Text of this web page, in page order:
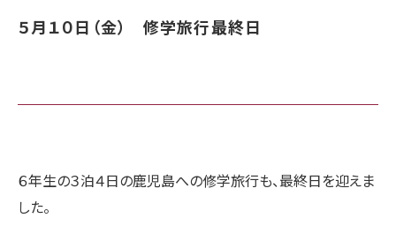
５月１０日（金） 修学旅行最終日
６年生の３泊４日の鹿児島への修学旅行も、最終日を迎えま
した。